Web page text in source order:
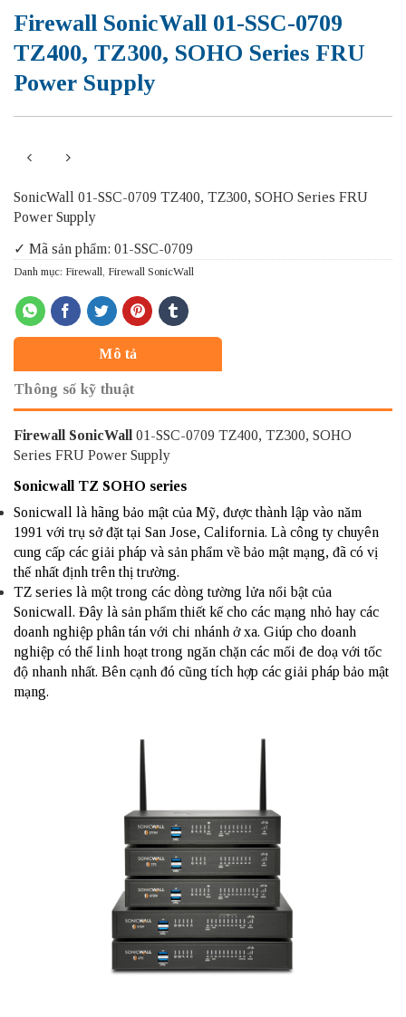
Firewall SonicWall 01-SSC-0709
TZ400, TZ300, SOHO Series FRU
Power Supply
SonicWall 01-SSC-0709 TZ400, TZ300, SOHO Series FRU
Power Supply
✓ Mã sản phẩm: 01-SSC-0709
Danh mục: Firewall, Firewall SonicWall
Mô tả
Thông số kỹ thuật
Firewall SonicWall 01-SSC-0709 TZ400, TZ300, SOHO
Series FRU Power Supply
Sonicwall TZ SOHO series
Sonicwall là hãng bảo mật của Mỹ, được thành lập vào năm
1991 với trụ sở đặt tại San Jose, California. Là công ty chuyên
cung cấp các giải pháp và sản phẩm về bảo mật mạng, đã có vị
thế nhất định trên thị trường.
TZ series là một trong các dòng tường lửa nổi bật của
Sonicwall. Đây là sản phẩm thiết kế cho các mạng nhỏ hay các
doanh nghiệp phân tán với chi nhánh ở xa. Giúp cho doanh
nghiệp có thể linh hoạt trong ngăn chặn các mối đe doạ với tốc
độ nhanh nhất. Bên cạnh đó cũng tích hợp các giải pháp bảo mật
mạng.